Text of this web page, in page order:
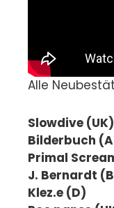
Alle
Slowdive (UK)
Bilderbuch
Primal
J. Bernardt
Klez.e (D)